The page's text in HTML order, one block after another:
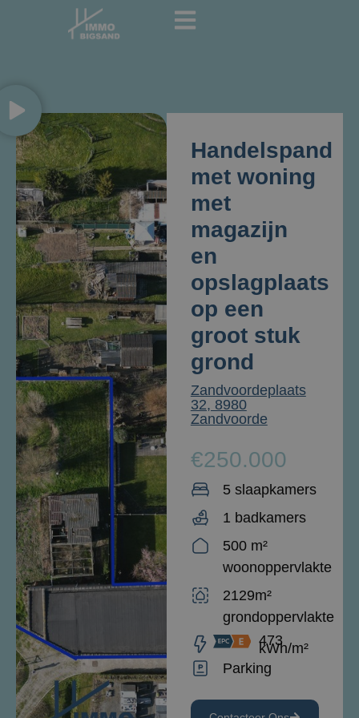
Handelspand
met woning
met
magazijn
en
opslagplaats
op een
groot stuk
grond
Zandvoordeplaats
32, 8980
Zandvoorde
€250.000
5 slaapkamers
1 badkamers
500 m²
woonoppervlakte
2129m²
grondoppervlakte
473
kWh/m²
Parking